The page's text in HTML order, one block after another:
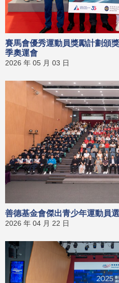
賽馬會優秀運動員獎勵計劃頒
季奧運會
2026 年 05 月 03 日
善德基金會傑出青少年運動員
2026 年 04 月 22 日